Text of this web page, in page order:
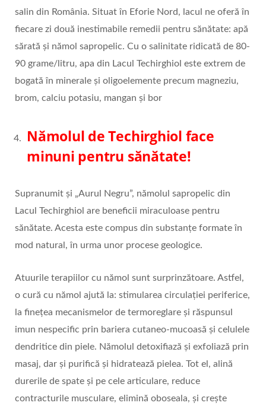
salin din România. Situat în Eforie Nord, lacul ne oferă în
fiecare zi două inestimabile remedii pentru sănătate: apă
sărată și nămol sapropelic. Cu o salinitate ridicată de 80-
90 grame/litru, apa din Lacul Techirghiol este extrem de
bogată în minerale și oligoelemente precum magneziu,
brom, calciu potasiu, mangan și bor
Nămolul de Techirghiol face
minuni pentru sănătate!
Supranumit și „Aurul Negru”, nămolul sapropelic din
Lacul Techirghiol are beneficii miraculoase pentru
sănătate. Acesta este compus din substanțe formate în
mod natural, în urma unor procese geologice.
Atuurile terapiilor cu nămol sunt surprinzătoare. Astfel,
o cură cu nămol ajută la: stimularea circulației periferice,
la finețea mecanismelor de termoreglare și răspunsul
imun nespecific prin bariera cutaneo-mucoasă și celulele
dendritice din piele. Nămolul detoxifiază și exfoliază prin
masaj, dar și purifică și hidratează pielea. Tot el, alină
durerile de spate și pe cele articulare, reduce
contracturile musculare, elimină oboseala, și crește